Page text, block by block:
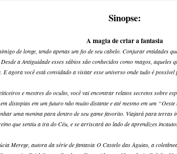
Sinopse:
A magia de criar a fantasia
de longe, tendo apenas um fio de seu cabelo. Conjurar entidades
a Antiguidade esses sábios são conhecidos como magos,
E agora você está convidado a visitar esse universo onde tudo é
e mestres do oculto, você vai encontrar relatos secretos sobre
distopias em um futuro não muito distante e até mesmo em um
uma menina para dentro de seu game favorito. Viajará para terras
que sentiu a ira do Céu, e se arriscará ao lado de aprendizes
Merege, autora da série de fantasia O Castelo das Águias, a